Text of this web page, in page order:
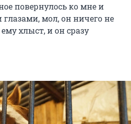
повернулось ко мне и
мол, он ничего не
хлыст, и он сразу